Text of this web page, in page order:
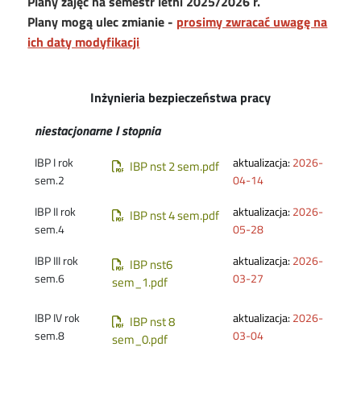
Plany mogą ulec zmianie - prosimy zwracać uwagę na
ich daty modyfikacji
Inżynieria bezpieczeństwa pracy
niestacjonarne I stopnia
IBP I rok
sem.2
Document
IBP nst 2 sem.pdf aktualizacja:2026-
04-14
IBP II rok
sem.4
Document
IBP nst 4 sem.pdf aktualizacja:2026-
05-28
IBP III rok
sem.6
Document
IBP nst6
sem_1.pdf
aktualizacja:2026-
03-27
IBP IV rok
sem.8
Document
IBP nst 8
sem_0.pdf
aktualizacja:2026-
03-04